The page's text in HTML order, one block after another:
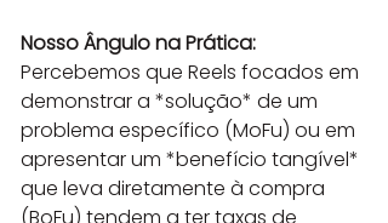
Nosso Ângulo na Prática:
Percebemos que Reels focados em
demonstrar a *solução* de um
problema específico (MoFu) ou em
apresentar um *benefício tangível*
que leva diretamente à compra
(BoFu) tendem a ter taxas de